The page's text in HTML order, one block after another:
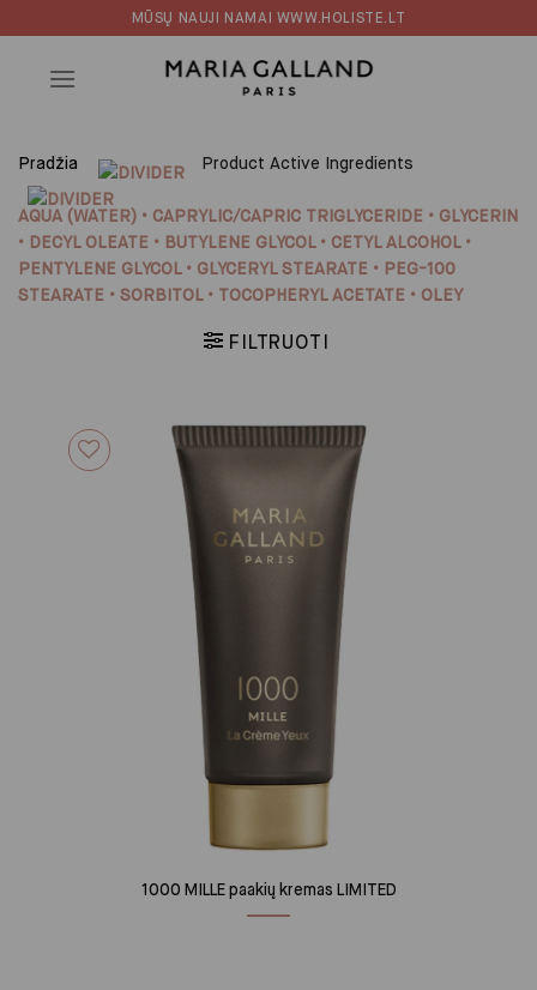
to
content
MŪSŲ NAUJI NAMAI WWW.HOLISTE.LT
Pradžia Product Active Ingredients
AQUA (WATER) • CAPRYLIC/CAPRIC TRIGLYCERIDE • GLYCERIN
• DECYL OLEATE • BUTYLENE GLYCOL • CETYL ALCOHOL •
PENTYLENE GLYCOL • GLYCERYL STEARATE • PEG-100
STEARATE • SORBITOL • TOCOPHERYL ACETATE • OLEY
FILTRUOTI
1000 MILLE paakių kremas LIMITED